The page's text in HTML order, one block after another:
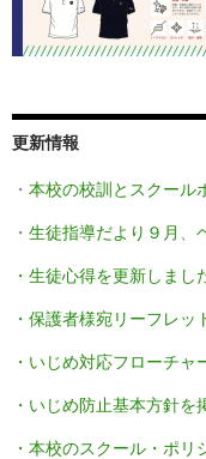
更新情報
・ 本校の校訓とスクール
・ 生徒指導だより９月
・生徒心得を更新しまし
・保護者様宛リーフレッ
・いじめ対応フローチャ
・いじめ防止基本方針を
・本校のスクール・ポリ